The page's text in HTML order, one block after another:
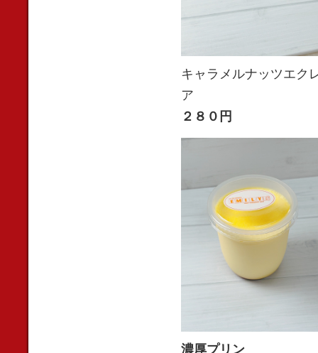
キャラメルナッツエク
ア
２８０円
濃厚プリン